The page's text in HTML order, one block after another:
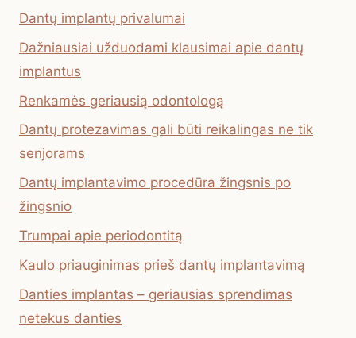
Dantų implantų privalumai
Dažniausiai užduodami klausimai apie dantų
implantus
Renkamės geriausią odontologą
Dantų protezavimas gali būti reikalingas ne tik
senjorams
Dantų implantavimo procedūra žingsnis po
žingsnio
Trumpai apie periodontitą
Kaulo priauginimas prieš dantų implantavimą
Danties implantas – geriausias sprendimas
netekus danties